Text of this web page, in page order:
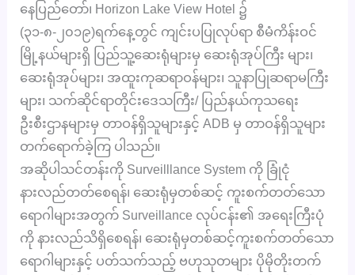
နေပြည်တော်၊ Horizon Lake View Hotel ၌
(၃၁-၈-၂၀၁၉)ရက်နေ့တွင် ကျင်းပပြုလုပ်ရာ စီမံကိန်းဝင်
မြို့နယ်များရှိ ပြည်သူ့ဆေးရုံများမှ ဆေးရုံအုပ်ကြီး များ၊
ဆေးရုံအုပ်များ၊ အထူးကုဆရာဝန်များ၊ သူနာပြုဆရာမကြီး
များ၊ သက်ဆိုင်ရာတိုင်းဒေသကြီး/ ပြည်နယ်ကုသရေး
ဦးစီးဌာနများမှ တာဝန်ရှိသူများနှင့် ADB မှ တာဝန်ရှိသူများ
တက်ရောက်ခဲ့ကြ ပါသည်။
အဆိုပါသင်တန်းကို Surveilllance System ကို ခြုံငုံ
နားလည်တတ်စေရန်၊ ဆေးရုံမှတစ်ဆင့် ကူးစက်တတ်သော
ရောဂါများအတွက် Surveillance လုပ်ငန်း၏ အရေးကြီးပုံ
ကို နားလည်သိရှိစေရန်၊ ဆေးရုံမှတစ်ဆင့်ကူးစက်တတ်သော
ရောဂါများနှင့် ပတ်သက်သည့် ဗဟုသုတများ ပိုမိုတိုးတက်